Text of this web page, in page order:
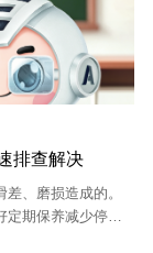
排查解决
、磨损造成的。
定期保养减少停